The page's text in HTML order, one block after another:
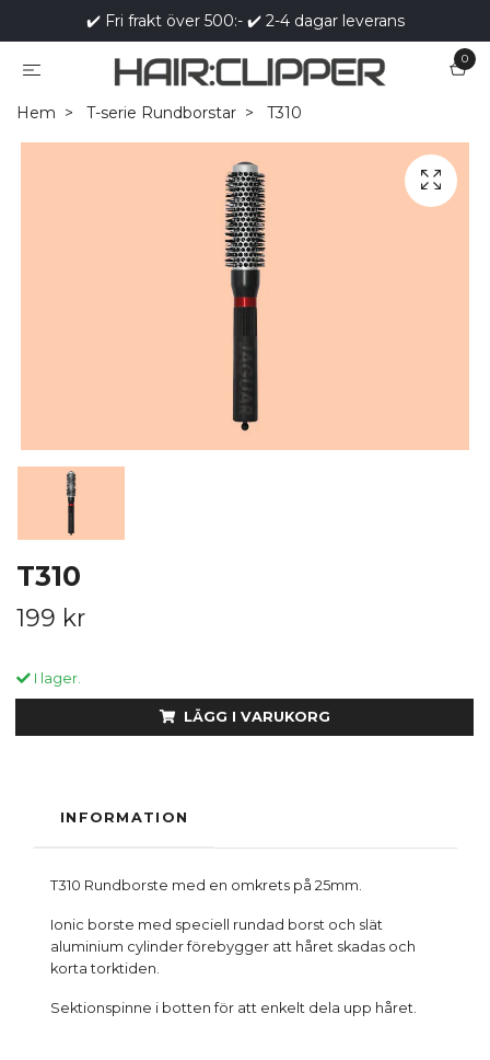
✔️ Fri frakt över 500:- ✔️ 2-4 dagar leverans
0
Hem T-serie Rundborstar T310
T310
199 kr
I lager.
LÄGG I VARUKORG
INFORMATION
T310 Rundborste med en omkrets på 25mm.
Ionic borste med speciell rundad borst och slät
aluminium cylinder förebygger att håret skadas och
korta torktiden.
Sektionspinne i botten för att enkelt dela upp håret.